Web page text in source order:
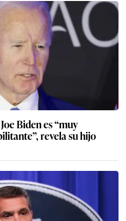
Biden es “muy
revela su hijo